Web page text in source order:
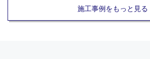
施工事例をもっと見る